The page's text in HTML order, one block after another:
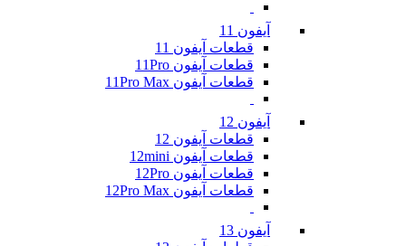
آیفون 11
قطعات آیفون 11
قطعات آیفون 11Pro
قطعات آیفون 11Pro Max
آیفون 12
قطعات آیفون 12
قطعات آیفون 12mini
قطعات آیفون 12Pro
قطعات آیفون 12Pro Max
آیفون 13